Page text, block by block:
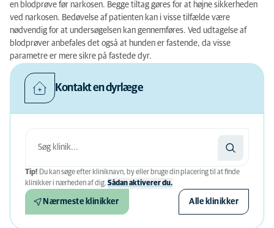
en blodprøve før narkosen. Begge tiltag gøres for at højne sikkerheden
ved narkosen. Bedøvelse af patienten kan i visse tilfælde være
nødvendig for at undersøgelsen kan gennemføres. Ved udtagelse af
blodprøver anbefales det også at hunden er fastende, da visse
parametre er mere sikre på fastede dyr.
Kontakt en dyrlæge
Tip! Du kan søge efter kliniknavn, by eller bruge din placering til at finde
klinikker i nærheden af ​​dig. Sådan aktiverer du.
Nærmeste klinikker Alle klinikker